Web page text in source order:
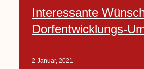
Interessante
Dorfentwicklungs-
2 Januar, 2021